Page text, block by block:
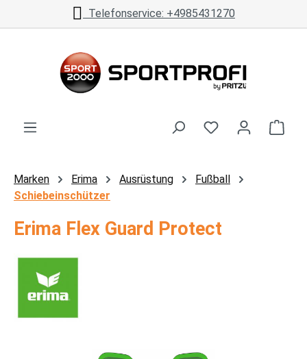
Zum Hauptinhalt springenTelefonservice: +4985431270
Marken Erima Ausrüstung
Fußball
Schiebeinschützer
Erima Flex Guard Protect
Bildergalerie überspringen